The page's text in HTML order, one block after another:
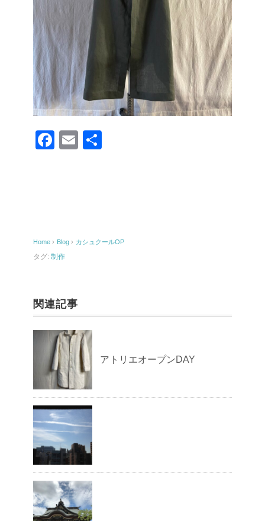
F
o
o
E
Home › Blog › カシュクールOP
タグ: 制作
関連記事
アトリエオープンDAY